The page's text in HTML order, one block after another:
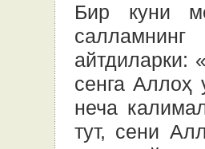
Бир куни
айтдиларки:
сенга Аллоҳ
неча
тут, сени